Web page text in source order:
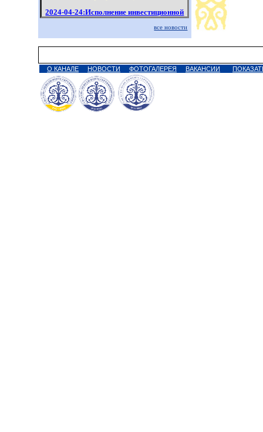
2024-04-24:Исполнение инвестиционной
программы по регулируемым услугам за
2024-04-22:Исполнение инвестиционной
2023 год
все новости
О КАНАЛЕ НОВОСТИ ФОТОГАЛЕРЕЯ ВАКАНСИИ